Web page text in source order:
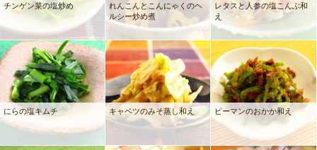
チンゲン菜の塩炒め
れんこんとこんにゃくのヘ
ルシー炒め煮
レタスと人参の塩こんぶ和
え
にらの塩キムチ キャベツのみそ蒸し和え ピーマンのおかか和え